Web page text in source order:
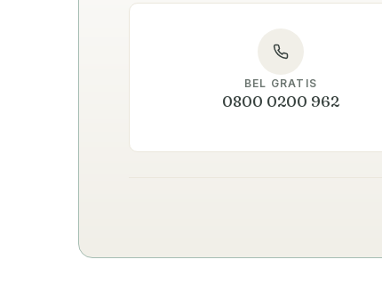
BEL GRATIS
0800 0200 962